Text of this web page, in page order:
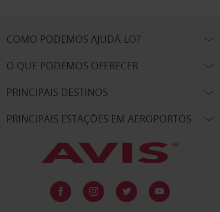
COMO PODEMOS AJUDÁ-LO?
O QUE PODEMOS OFERECER
PRINCIPAIS DESTINOS
PRINCIPAIS ESTAÇÕES EM AEROPORTOS